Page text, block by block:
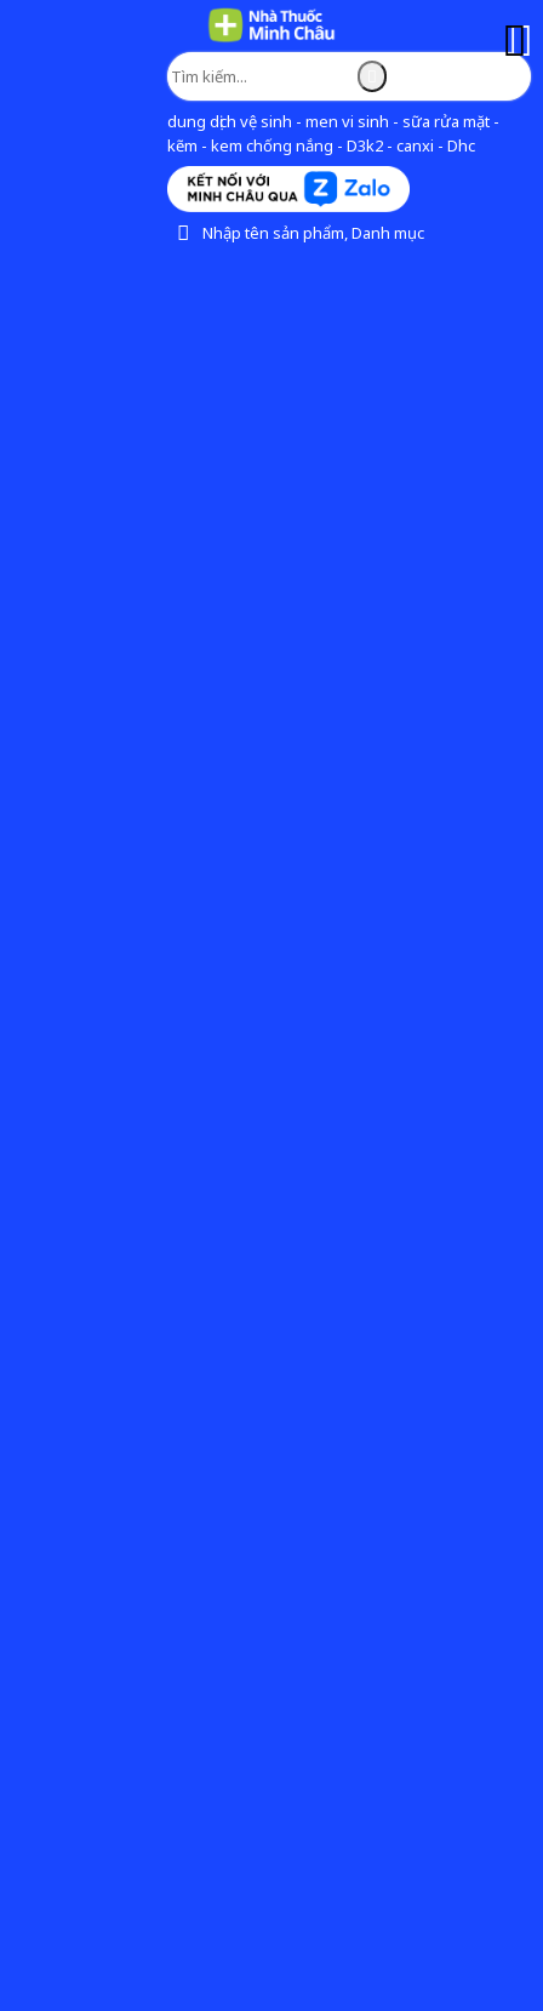
dung dịch vệ sinh - men vi sinh - sữa rửa mặt -
kẽm - kem chống nắng - D3k2 - canxi - Dhc
Nhập tên sản phẩm, Danh mục